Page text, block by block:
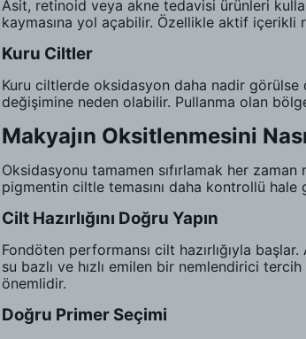
Asit, retinoid veya akne tedavisi ürünleri
kaymasına yol açabilir. Özellikle aktif
Kuru Ciltler
Kuru ciltlerde oksidasyon daha nadir görülse
değişimine neden olabilir. Pullanma olan
Makyajın Oksitlenmesini
Oksidasyonu tamamen sıfırlamak her
pigmentin ciltle temasını daha kontrollü hale
Cilt Hazırlığını Doğru Yapın
Fondöten performansı cilt hazırlığıyla
su bazlı ve hızlı emilen bir nemlendirici
önemlidir.
Doğru Primer Seçimi